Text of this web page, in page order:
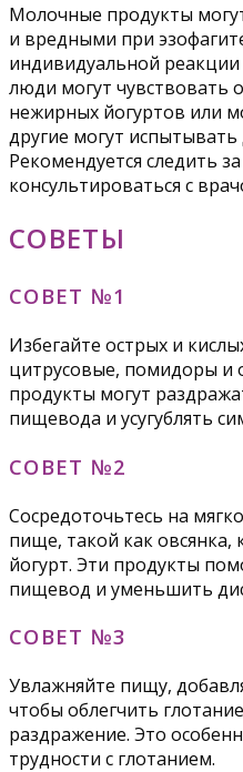
Молочные продукты
и вредными при
индивидуальной
люди могут чувствовать
нежирных йогуртов или
другие могут
Рекомендуется следить
консультироваться с
СОВЕТЫ
СОВЕТ №1
Избегайте острых и
цитрусовые, помидоры и
продукты могут
пищевода и усугублять
СОВЕТ №2
Сосредоточьтесь на
пище, такой как
йогурт. Эти продукты
пищевод и уменьшить
СОВЕТ №3
Увлажняйте пищу,
чтобы облегчить
раздражение. Это
трудности с глотанием.